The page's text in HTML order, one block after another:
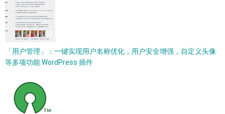
「用户管理」：一键实现用户名称优化，用户安全增强，自定义头像
等多项功能 WordPress 插件